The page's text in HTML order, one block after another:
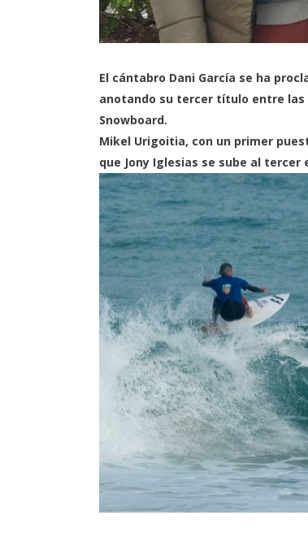
El cántabro Dani García se ha
anotando su tercer título entre las
Snowboard.
Mikel Urigoitia, con un primer
que Jony Iglesias se sube al tercer